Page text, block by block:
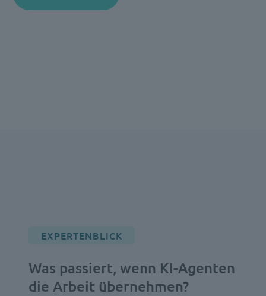
EXPERTENBLICK
Was passiert, wenn KI-Agenten
die Arbeit übernehmen?